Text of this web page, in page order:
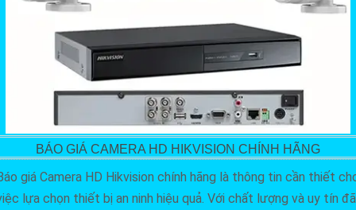
BÁO GIÁ CAMERA HD HIKVISION CHÍNH HÃNG
giá Camera HD Hikvision chính hãng là thông tin cần thiết
lựa chọn thiết bị an ninh hiệu quả. Với chất lượng và uy tín đã